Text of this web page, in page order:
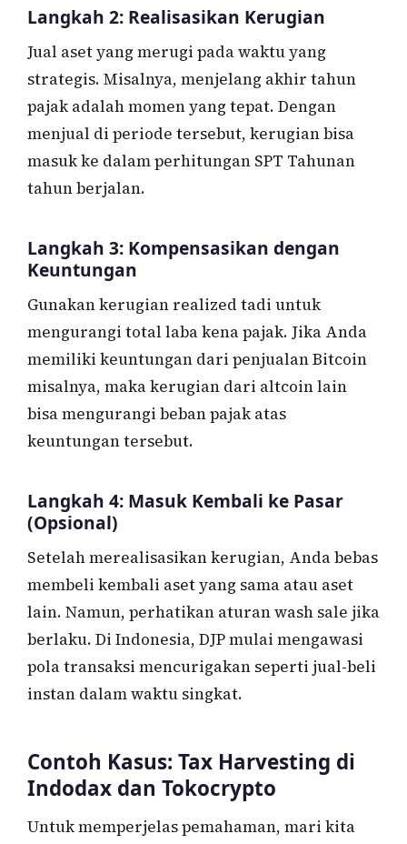
Langkah 2: Realisasikan Kerugian
Jual aset yang merugi pada waktu yang
strategis. Misalnya, menjelang akhir tahun
pajak adalah momen yang tepat. Dengan
menjual di periode tersebut, kerugian bisa
masuk ke dalam perhitungan SPT Tahunan
tahun berjalan.
Langkah 3: Kompensasikan dengan
Keuntungan
Gunakan kerugian realized tadi untuk
mengurangi total laba kena pajak. Jika Anda
memiliki keuntungan dari penjualan Bitcoin
misalnya, maka kerugian dari altcoin lain
bisa mengurangi beban pajak atas
keuntungan tersebut.
Langkah 4: Masuk Kembali ke Pasar
(Opsional)
Setelah merealisasikan kerugian, Anda bebas
membeli kembali aset yang sama atau aset
lain. Namun, perhatikan aturan wash sale jika
berlaku. Di Indonesia, DJP mulai mengawasi
pola transaksi mencurigakan seperti jual-beli
instan dalam waktu singkat.
Contoh Kasus: Tax Harvesting di
Indodax dan Tokocrypto
Untuk memperjelas pemahaman, mari kita